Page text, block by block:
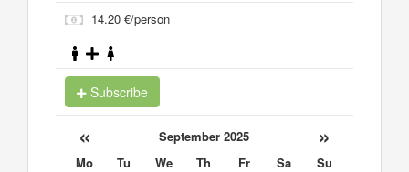
14.20 €/person
Subscribe
« September 2025 »
Mo Tu We Th Fr Sa
Su